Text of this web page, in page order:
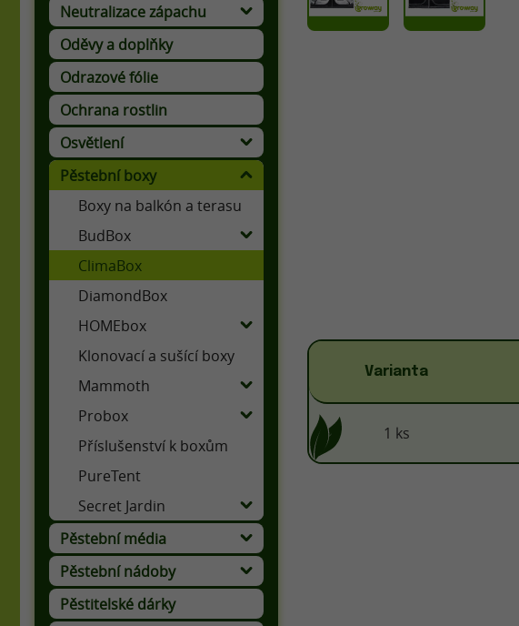
Neutralizace zápachu
Oděvy a doplňky
Odrazové fólie
Ochrana rostlin
Osvětlení
Pěstební boxy
Boxy na balkón a terasu
BudBox
ClimaBox
DiamondBox
HOMEbox
Klonovací a sušící boxy
Mammoth
Probox
Příslušenství k boxům
PureTent
Secret Jardin
Pěstební média
Pěstební nádoby
Pěstitelské dárky
Varianta
1 ks